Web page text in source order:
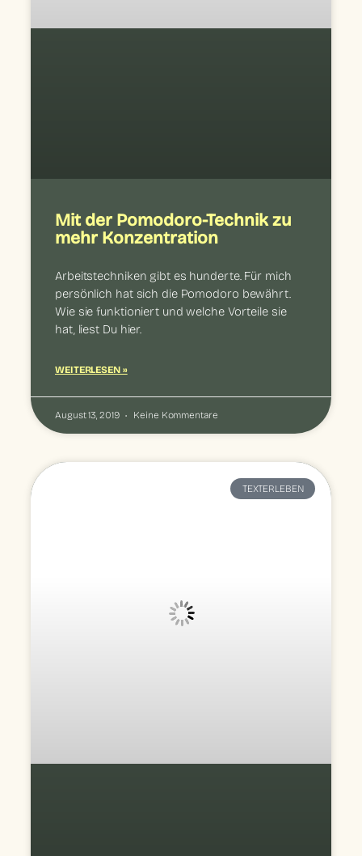
Mit der Pomodoro-Technik zu
mehr Konzentration
Arbeitstechniken gibt es hunderte. Für mich
persönlich hat sich die Pomodoro bewährt.
Wie sie funktioniert und welche Vorteile sie
hat, liest Du hier.
WEITERLESEN »
August 13, 2019 Keine Kommentare
TEXTERLEBEN